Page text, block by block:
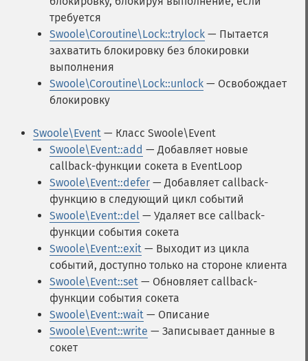
требуется
Swoole\Coroutine\Lock::trylock — Пытается
захватить блокировку без блокировки
выполнения
Swoole\Coroutine\Lock::unlock — Освобождает
блокировку
Swoole\Event — Класс Swoole\Event
Swoole\Event::add — Добавляет новые
callback-функции сокета в EventLoop
Swoole\Event::defer — Добавляет callback-
функцию в следующий цикл событий
Swoole\Event::del — Удаляет все callback-
функции события сокета
Swoole\Event::exit — Выходит из цикла
событий, доступно только на стороне клиента
Swoole\Event::set — Обновляет callback-
функции события сокета
Swoole\Event::wait — Описание
Swoole\Event::write — Записывает данные в
сокет